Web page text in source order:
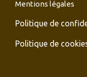
Mentions légales
Politique de
Politique de